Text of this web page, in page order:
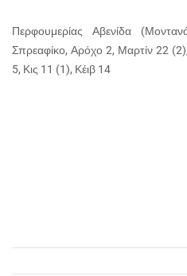
Περφουμερίας Αβενίδα
Σπρεαφίκο, Αρόχο 2, Μαρτίν 22
5, Κις 11 (1), Κέιβ 14